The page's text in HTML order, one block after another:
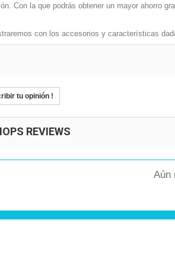
Con la que podrás obtener un mayor ahorro
con los accesorios y características
tu opinión !
REVIEWS
Aún